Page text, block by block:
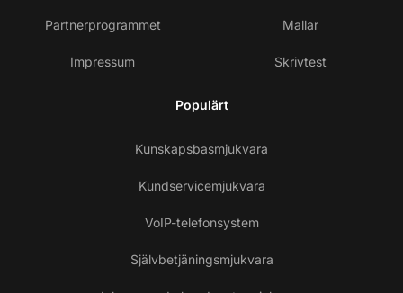
Partnerprogrammet
Impressum
Mallar
Skrivtest
Populärt
Kunskapsbasmjukvara
Kundservicemjukvara
VoIP-telefonsystem
Självbetjäningsmjukvara